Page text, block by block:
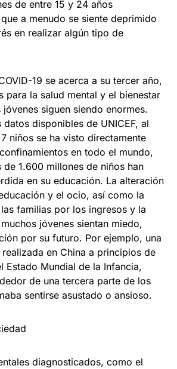
de entre 15 y 24 años
a menudo se siente deprimido
en realizar algún tipo de
19 se acerca a su tercer año,
para la salud mental y el bienestar
siguen siendo enormes.
datos disponibles de UNICEF, al
niños se ha visto directamente
en todo el mundo,
de 1.600 millones de niños han
en su educación. La alteración
y el ocio, así como la
familias por los ingresos y la
jóvenes sientan miedo,
por su futuro. Por ejemplo, una
en China a principios de
Estado Mundial de la Infancia,
de una tercera parte de los
sentirse asustado o ansioso.
diagnosticados, como el